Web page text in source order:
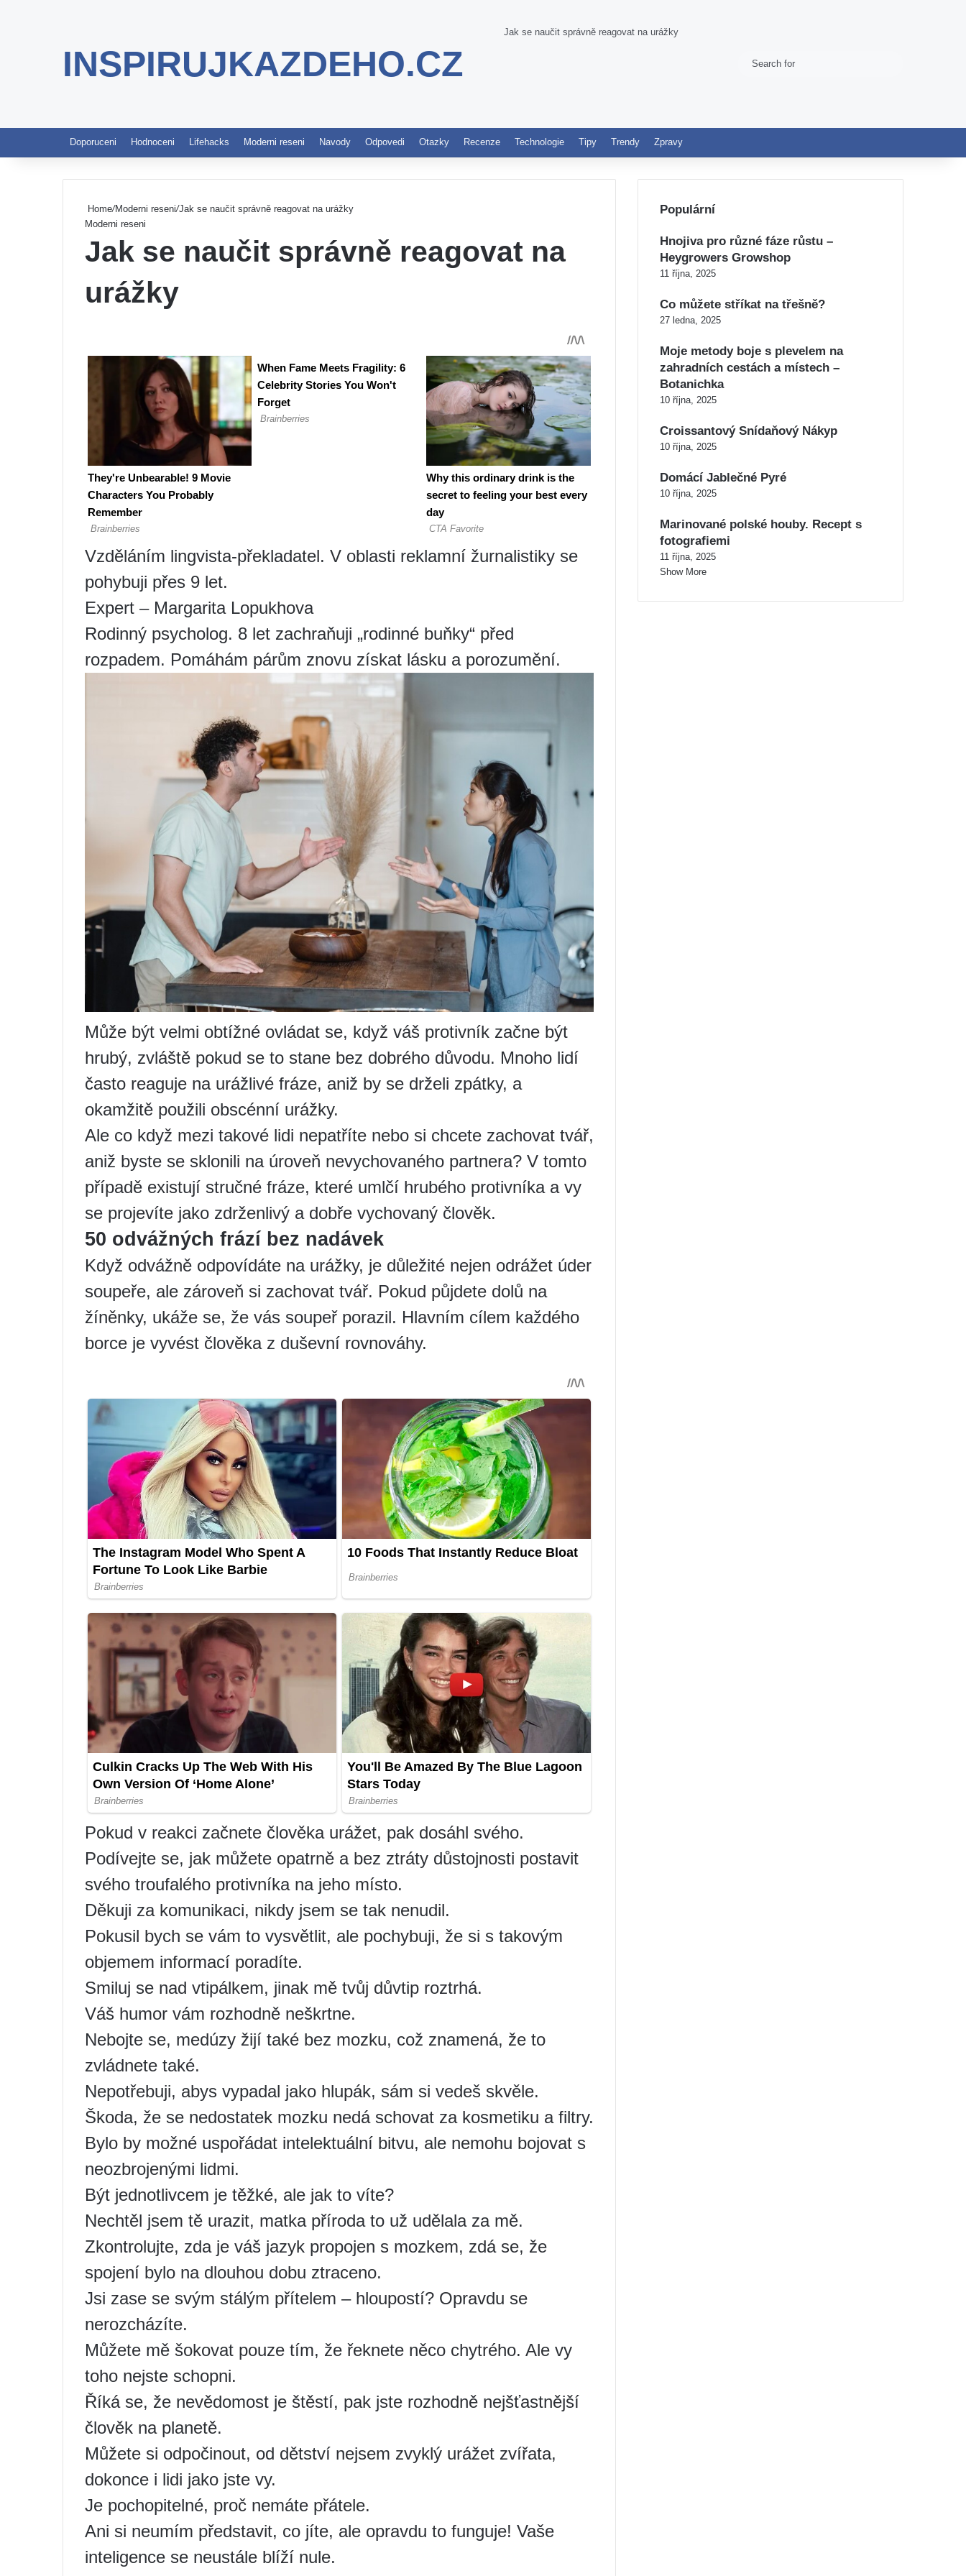
INSPIRUJKAZDEHO.CZ
Jak se naučit správně reagovat na urážky
Switch skin
Doporuceni Hodnoceni Lifehacks Moderni reseni Navody Odpovedi Otazky Recenze Technologie Tipy Trendy Zpravy
Home/Moderni reseni/Jak se naučit správně reagovat na urážky
Moderni reseni
Jak se naučit správně reagovat na
urážky
Vzděláním lingvista-překladatel. V oblasti reklamní žurnalistiky se
pohybuji přes 9 let.
Expert – Margarita Lopukhova
Rodinný psycholog. 8 let zachraňuji „rodinné buňky“ před
rozpadem. Pomáhám párům znovu získat lásku a porozumění.
Může být velmi obtížné ovládat se, když váš protivník začne být
hrubý, zvláště pokud se to stane bez dobrého důvodu. Mnoho lidí
často reaguje na urážlivé fráze, aniž by se drželi zpátky, a
okamžitě použili obscénní urážky.
Ale co když mezi takové lidi nepatříte nebo si chcete zachovat tvář,
aniž byste se sklonili na úroveň nevychovaného partnera? V tomto
případě existují stručné fráze, které umlčí hrubého protivníka a vy
se projevíte jako zdrženlivý a dobře vychovaný člověk.
50 odvážných frází bez nadávek
Když odvážně odpovídáte na urážky, je důležité nejen odrážet úder
soupeře, ale zároveň si zachovat tvář. Pokud půjdete dolů na
žíněnky, ukáže se, že vás soupeř porazil. Hlavním cílem každého
borce je vyvést člověka z duševní rovnováhy.
Pokud v reakci začnete člověka urážet, pak dosáhl svého.
Podívejte se, jak můžete opatrně a bez ztráty důstojnosti postavit
svého troufalého protivníka na jeho místo.
Děkuji za komunikaci, nikdy jsem se tak nenudil.
Pokusil bych se vám to vysvětlit, ale pochybuji, že si s takovým
objemem informací poradíte.
Smiluj se nad vtipálkem, jinak mě tvůj důvtip roztrhá.
Váš humor vám rozhodně neškrtne.
Nebojte se, medúzy žijí také bez mozku, což znamená, že to
zvládnete také.
Nepotřebuji, abys vypadal jako hlupák, sám si vedeš skvěle.
Škoda, že se nedostatek mozku nedá schovat za kosmetiku a filtry.
Bylo by možné uspořádat intelektuální bitvu, ale nemohu bojovat s
neozbrojenými lidmi.
Být jednotlivcem je těžké, ale jak to víte?
Nechtěl jsem tě urazit, matka příroda to už udělala za mě.
Zkontrolujte, zda je váš jazyk propojen s mozkem, zdá se, že
spojení bylo na dlouhou dobu ztraceno.
Jsi zase se svým stálým přítelem – hloupostí? Opravdu se
nerozcházíte.
Můžete mě šokovat pouze tím, že řeknete něco chytrého. Ale vy
toho nejste schopni.
Říká se, že nevědomost je štěstí, pak jste rozhodně nejšťastnější
člověk na planetě.
Můžete si odpočinout, od dětství nejsem zvyklý urážet zvířata,
dokonce i lidi jako jste vy.
Je pochopitelné, proč nemáte přátele.
Ani si neumím představit, co jíte, ale opravdu to funguje! Vaše
inteligence se neustále blíží nule.
Populární
Hnojiva pro různé fáze růstu –
Heygrowers Growshop
11 října, 2025
Co můžete stříkat na třešně?
27 ledna, 2025
Moje metody boje s plevelem na
zahradních cestách a místech –
Botanichka
10 října, 2025
Croissantový Snídaňový Nákyp
10 října, 2025
Domácí Jablečné Pyré
10 října, 2025
Marinované polské houby. Recept s
fotografiemi
11 října, 2025
Show More